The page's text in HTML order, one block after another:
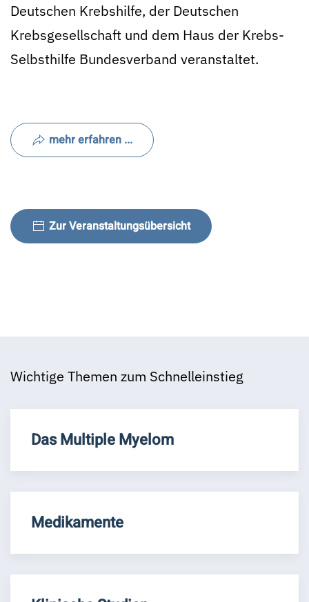
Deutschen Krebshilfe, der Deutschen
Krebsgesellschaft und dem Haus der Krebs-
Selbsthilfe Bundesverband veranstaltet.
mehr erfahren ...
Zur Veranstaltungsübersicht
Wichtige Themen zum Schnelleinstieg
Das Multiple Myelom
Medikamente